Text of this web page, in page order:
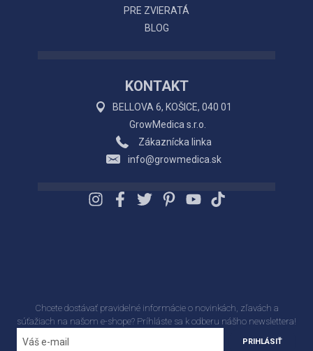
PRE ZVIERATÁ
BLOG
KONTAKT
BELLOVA 6, KOŠICE, 040 01
GrowMedica s.r.o.
Zákaznícka linka
info@growmedica.sk
Chcete dostávať pravidelné informácie o novinkách, zľavách a
súťažiach na našom e-shope? Príhláste sa k odberu nášho newslettera!
PRIHLÁSIŤ